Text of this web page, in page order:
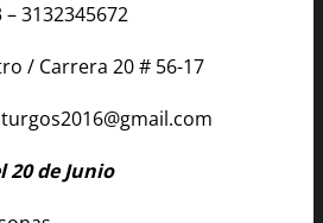
– 3132345672
/ Carrera 20 # 56-17
20 de Junio